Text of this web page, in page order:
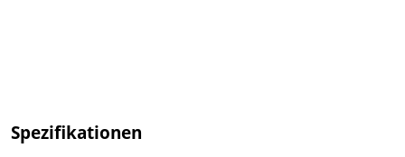
Spezifikationen